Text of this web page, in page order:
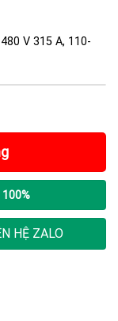
V 315 A, 110-
100%
HỆ ZALO